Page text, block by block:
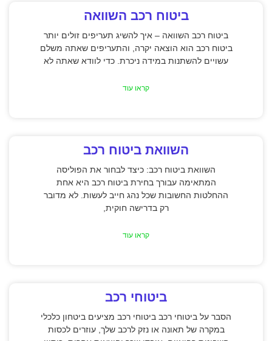
ביטוח רכב השוואה
ביטוח רכב השוואה – איך להשיג תעריפים זולים יותר
ביטוח רכב הוא הוצאה יקרה, והתעריפים שאתה משלם
עשויים להשתנות במידה ניכרת. כדי לוודא שאתה לא
קראו עוד
השוואת ביטוח רכב
השוואת ביטוח רכב: כיצד לבחור את הפוליסה
המתאימה עבורך בחירת ביטוח רכב היא אחת
ההחלטות החשובות שכל נהג חייב לעשות. לא מדובר
רק בדרישה חוקית,
קראו עוד
ביטוחי רכב
הסבר על ביטוחי רכב ביטוחי רכב מציעים ביטחון כלכלי
במקרה של תאונה או נזק לרכב שלך, עוזרים לכסות